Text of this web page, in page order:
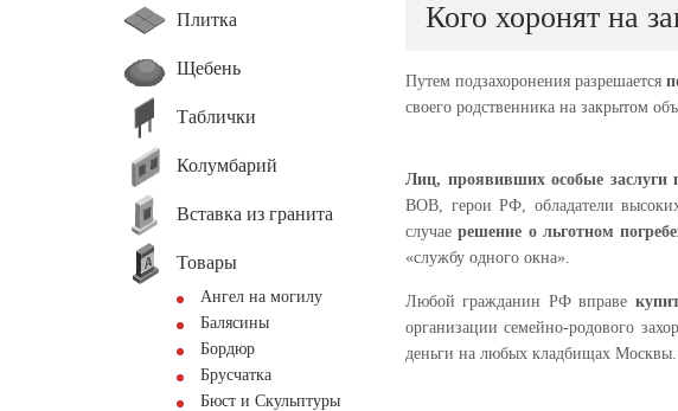
Плитка
Щебень
Таблички
Колумбарий
Вставка из гранита
Товары
Ангел на могилу
Балясины
Бордюр
Брусчатка
Бюст и Скульптуры
Кого хоронят на
Путем подзахоронения разрешается
своего родственника на закрытом
Лиц, проявивших особые заслуги
ВОВ, герои РФ, обладатели
случаерешение о льготном
«службу одного окна».
Любой гражданин РФ вправе
организации семейно-родового
деньги на любых кладбищах Москвы.